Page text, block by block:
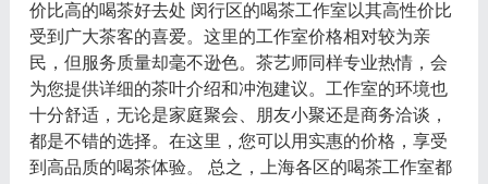
价比高的喝茶好去处 闵行区的喝茶工作室以其高性价比
受到广大茶客的喜爱。这里的工作室价格相对较为亲
民，但服务质量却毫不逊色。茶艺师同样专业热情，会
为您提供详细的茶叶介绍和冲泡建议。工作室的环境也
十分舒适，无论是家庭聚会、朋友小聚还是商务洽谈，
都是不错的选择。在这里，您可以用实惠的价格，享受
到高品质的喝茶体验。 总之，上海各区的喝茶工作室都